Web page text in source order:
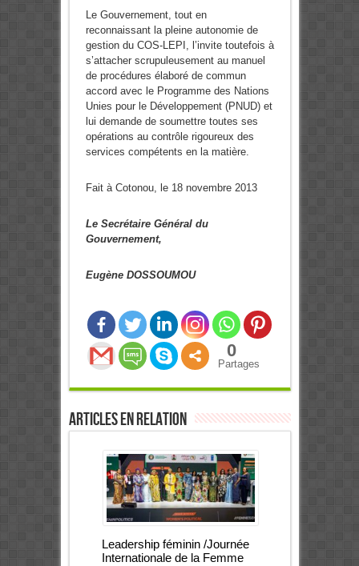
Le Gouvernement, tout en
reconnaissant la pleine autonomie de
gestion du COS-LEPI, l’invite toutefois à
s’attacher scrupuleusement au manuel
de procédures élaboré de commun
accord avec le Programme des Nations
Unies pour le Développement (PNUD) et
lui demande de soumettre toutes ses
opérations au contrôle rigoureux des
services compétents en la matière.
Fait à Cotonou, le 18 novembre 2013
Le Secrétaire Général du
Gouvernement,
Eugène DOSSOUMOU
0
Partages
Articles en relation
Leadership féminin /Journée
Internationale de la Femme